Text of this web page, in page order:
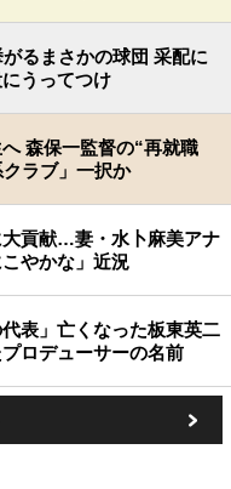
るまさかの球団 采配に
うってつけ
森保一監督の“再就職
ラブ」一択か
貢献…妻・水卜麻美アナ
やかな」近況
表」亡くなった板東英二
ロデューサーの名前